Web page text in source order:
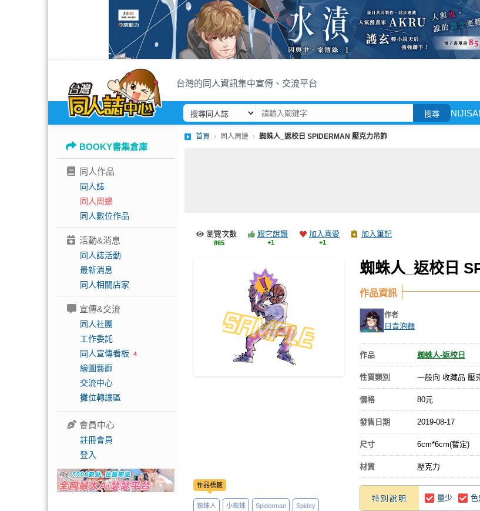
台灣的同人資訊集中宣傳、交流平台
搜尋
BOOKY書集倉庫
同人作品
同人誌
同人周邊
同人數位作品
活動&消息
同人誌活動
最新消息
同人相關店家
宣傳&交流
同人社團
工作委託
同人宣傳看板 4
繪圖藝廊
交流中心
攤位轉讓區
會員中心
註冊會員
登入
首頁 同人周邊 蜘蛛人_返校日 SPIDERMAN 壓克力吊飾
瀏覽次數
865
跟它說讚
+1
加入喜愛
+1
加入筆記
蜘蛛人_返校日
作品標籤
蜘蛛人 小蜘蛛 Spiderman Spidey
作品資訊
作者
日青泡麵
作品 蜘蛛人-返校日
性質類別 一般向 收藏品 壓
價格 80元
發售日期 2019-08-17
尺寸 6cm*6cm(暫定)
材質 壓克力
特別說明 量少 色